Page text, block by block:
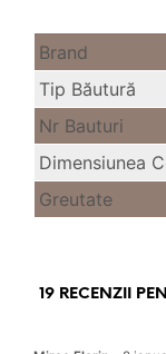
Brand
Tip Băutură
Nr Bauturi
Dimensiunea
Greutate
19 RECENZII